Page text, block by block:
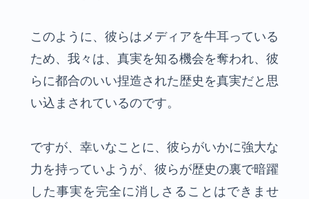
このように、彼らはメディアを牛耳っている
ため、我々は、真実を知る機会を奪われ、彼
らに都合のいい捏造された歴史を真実だと思
い込まされているのです。
ですが、幸いなことに、彼らがいかに強大な
力を持っていようが、彼らが歴史の裏で暗躍
した事実を完全に消しさることはできませ